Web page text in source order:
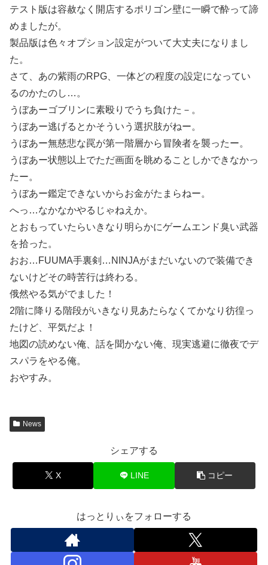
テスト版は容赦なく開店するポリゴン壁に一瞬で酔って諦
めましたが。
製品版は色々オプション設定がついて大丈夫になりまし
た。
さて、あの紫雨のRPG、一体どの程度の設定になってい
るのかたのし…。
うぼあーゴブリンに素殴りでうち負けた－。
うぼあー逃げるとかそういう選択肢がねー。
うぼあー無慈悲な罠が第一階層から冒険者を襲ったー。
うぼあー状態以上でただ画面を眺めることしかできなかっ
たー。
うぼあー鑑定できないからお金がたまらねー。
へっ…なかなかやるじゃねえか。
とおもっていたらいきなり明らかにゲームエンド臭い武器
を拾った。
おお…FUUMA手裏剣…NINJAがまだいないので装備でき
ないけどその時苦行は終わる。
俄然やる気がでました！
2階に降りる階段がいきなり見あたらなくてかなり彷徨っ
たけど、平気だよ！
地図の読めない俺、話を聞かない俺、現実逃避に徹夜でデ
スパラをやる俺。
おやすみ。
News
シェアする
X LINE コピー
はっとりぃをフォローする